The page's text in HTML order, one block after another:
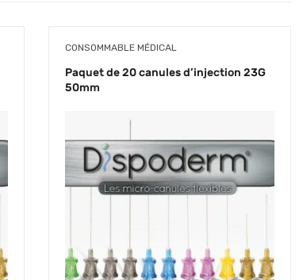
CONSOMMABLE MÉDICAL
Paquet de 20 canules d’injection 23G
50mm